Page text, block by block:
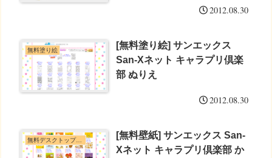
2012.08.30
無料塗り絵
[無料塗り絵] サンエックス
San-Xネット キャラプリ倶楽
部 ぬりえ
2012.08.30
無料デスクトップ壁紙
[無料壁紙] サンエックス San-
Xネット キャラプリ倶楽部 か